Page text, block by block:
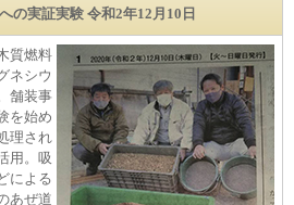
の実証実験 令和2年12月10日
質燃料
ネシウ
舗装事
を始め
理され
用。吸
による
あぜ道